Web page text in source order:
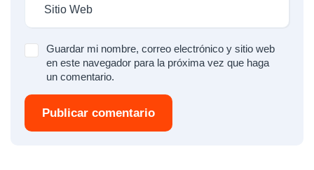
Guardar mi nombre, correo electrónico y sitio web
en este navegador para la próxima vez que haga
un comentario.
Publicar comentario